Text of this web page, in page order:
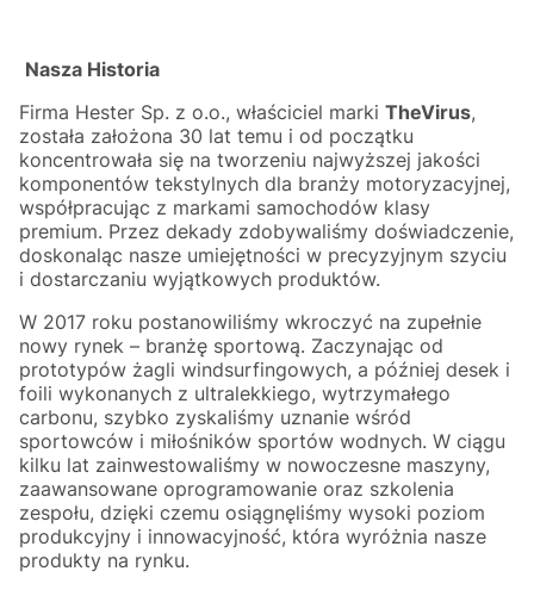
Nasza Historia
Firma Hester Sp. z o.o., właściciel marki TheVirus,
została założona 30 lat temu i od początku
koncentrowała się na tworzeniu najwyższej jakości
komponentów tekstylnych dla branży motoryzacyjnej,
współpracując z markami samochodów klasy
premium. Przez dekady zdobywaliśmy doświadczenie,
doskonaląc nasze umiejętności w precyzyjnym szyciu
i dostarczaniu wyjątkowych produktów.
W 2017 roku postanowiliśmy wkroczyć na zupełnie
nowy rynek – branżę sportową. Zaczynając od
prototypów żagli windsurfingowych, a później desek i
foili wykonanych z ultralekkiego, wytrzymałego
carbonu, szybko zyskaliśmy uznanie wśród
sportowców i miłośników sportów wodnych. W ciągu
kilku lat zainwestowaliśmy w nowoczesne maszyny,
zaawansowane oprogramowanie oraz szkolenia
zespołu, dzięki czemu osiągnęliśmy wysoki poziom
produkcyjny i innowacyjność, która wyróżnia nasze
produkty na rynku.